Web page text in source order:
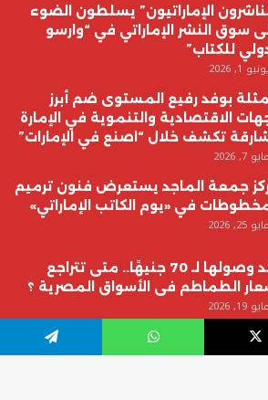
الإماراتيون” يسلطون الضوء
سوق النشر الإماراتي في “وارسو
للكتاب”
1, 2026
بوفد رفيع المستوى ضم أبرز
الاقتصادية والتنموية في الإمارة
تكشف خلال “اصنع في الإمارات”
مايو 7, 2026
جمعة الماجد يستعرض فنون ترميم
في «يوم الكاتب الإماراتي»
مايو 25, 2026
بعد وصولها لـ 70 جنيهًا.. متى تتراجع
الطماطم فى الأسواق المصرية ؟
مايو 19, 2026
واتساب تيلقرام